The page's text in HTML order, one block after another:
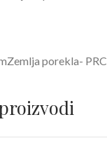
porekla- PRC